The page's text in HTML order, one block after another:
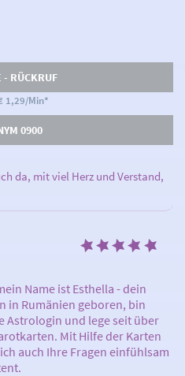
- RÜCKRUF
1,29/Min*
0900
da, mit viel Herz und Verstand,
Name ist Esthella - dein
in Rumänien geboren, bin
Astrologin und lege seit über
Mit Hilfe der Karten
auch Ihre Fragen einfühlsam